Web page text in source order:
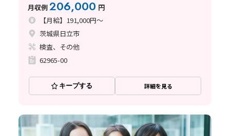
月収例206,000 円
【月給】191,000円～
茨城県日立市
検査、その他
62965-00
キープする 詳細を見る